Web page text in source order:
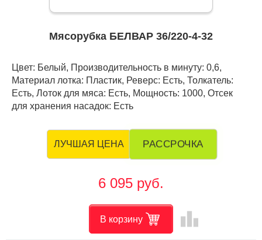
Мясорубка БЕЛВАР 36/220-4-32
Цвет: Белый, Производительность в минуту: 0,6,
Материал лотка: Пластик, Реверс: Есть, Толкатель:
Есть, Лоток для мяса: Есть, Мощность: 1000, Отсек
для хранения насадок: Есть
ЛУЧШАЯ ЦЕНА РАССРОЧКА
6 095 руб.
В корзину leaderboard